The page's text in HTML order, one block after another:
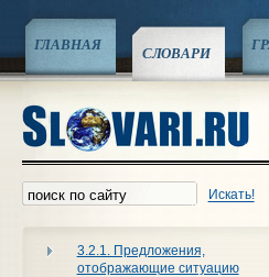
ГЛАВНАЯ СЛОВАРИ
Искать!
3.2.1. Предложения,
отображающие ситуацию